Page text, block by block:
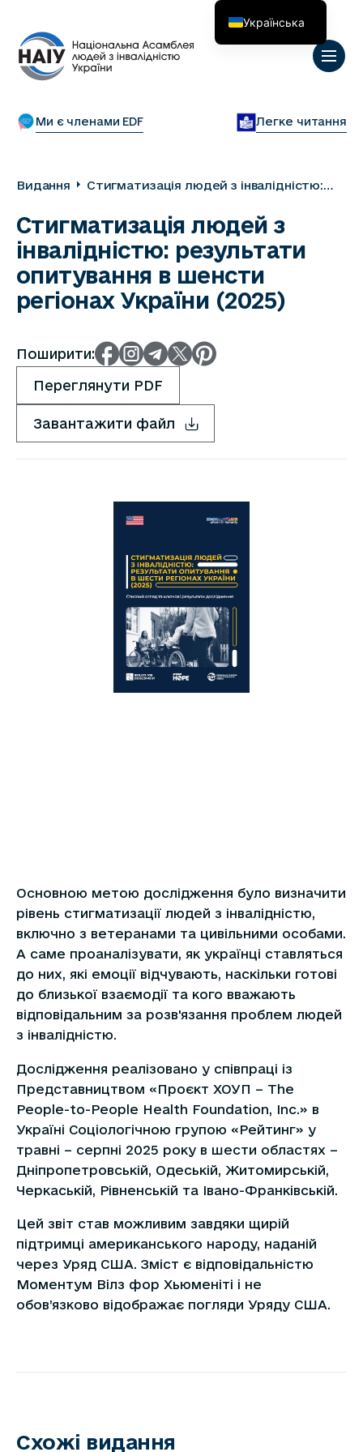
Ми є членами EDF Легке читання
Видання
Стигматизація людей з інвалідністю:
регіонах України (2025)
Стигматизація людей з
інвалідністю: результати
опитування в шенсти
регіонах України (2025)
Поширити:
Переглянути PDF
Завантажити файл
Основною метою дослідження було визначити
рівень стигматизації людей з інвалідністю,
включно з ветеранами та цивільними особами.
А саме проаналізувати, як українці ставляться
до них, які емоції відчувають, наскільки готові
до близької взаємодії та кого вважають
відповідальним за розв'язання проблем людей
з інвалідністю.
Дослідження реалізовано у співпраці із
Представництвом «Проєкт ХОУП – The
People-to-People Health Foundation, Inc.» в
Україні Соціологічною групою «Рейтинг» у
травні – серпні 2025 року в шести областях –
Дніпропетровській, Одеській, Житомирській,
Черкаській, Рівненській та Івано-Франківській.
Цей звіт став можливим завдяки щирій
підтримці американського народу, наданій
через Уряд США. Зміст є відповідальністю
Моментум Вілз фор Хьюменіті i не
обов’язково відображає погляди Уряду США.
Схожі видання
Українська
English